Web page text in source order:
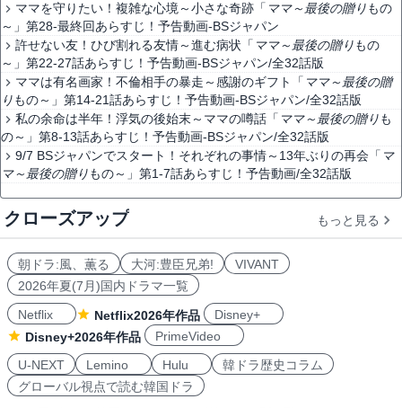
ママを守りたい！複雑な心境～小さな奇跡「 ママ～最後の贈りもの
～」第28-最終回あらすじ！予告動画-BSジャパン
許せない友！ひび割れる友情～進む病状「 ママ～最後の贈りもの
～」第22-27話あらすじ！予告動画-BSジャパン/全32話版
ママは有名画家！不倫相手の暴走～感謝のギフト「 ママ～最後の贈
りもの～」第14-21話あらすじ！予告動画-BSジャパン/全32話版
私の余命は半年！浮気の後始末～ママの噂話「 ママ～最後の贈りも
の～」第8-13話あらすじ！予告動画-BSジャパン/全32話版
9/7 BSジャパンでスタート！それぞれの事情～13年ぶりの再会「 マ
マ～最後の贈りもの～」第1-7話あらすじ！予告動画/全32話版
クローズアップ もっと見る
朝ドラ:風、薫る 大河:豊臣兄弟!
VIVANT
2026年夏(7月)国内ドラマ一覧
Netflix
Netflix2026年作品
Disney+
Disney+2026年作品
PrimeVideo
U-NEXT
Lemino Hulu
韓ドラ歴史コラム
グローバル視点で読む韓国ドラ